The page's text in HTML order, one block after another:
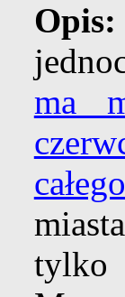
Opis:
ma
miasta
tylko